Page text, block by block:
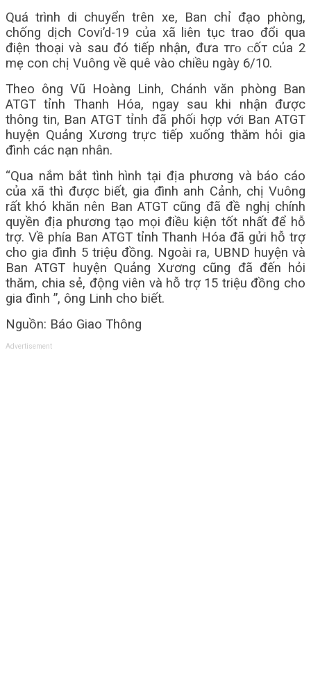
Quá trình di chuyển trên xe, Ban chỉ đạo phòng,
chống dịch Covi’d-19 của xã liên tục trao đổi qua
điện thoại và sau đó tiếp nhận, đưa тгᴏ ᴄốт của 2
mẹ con chị Vuông về quê vào chiều ngày 6/10.
Theo ông Vũ Hoàng Linh, Chánh văn phòng Ban
ATGT tỉnh Thanh Hóa, ngay sau khi nhận được
thông tin, Ban ATGT tỉnh đã phối hợp với Ban ATGT
huyện Quảng Xương trực tiếp xuống thăm hỏi gia
đình các nạn nhân.
“Qua nắm bắt tình hình tại địa phương và báo cáo
của xã thì được biết, gia đình anh Cảnh, chị Vuông
rất khó khăn nên Ban ATGT cũng đã đề nghị chính
quyền địa phương tạo mọi điều kiện tốt nhất để hỗ
trợ. Về phía Ban ATGT tỉnh Thanh Hóa đã gửi hỗ trợ
cho gia đình 5 triệu đồng. Ngoài ra, UBND huyện và
Ban ATGT huyện Quảng Xương cũng đã đến hỏi
thăm, chia sẻ, động viên và hỗ trợ 15 triệu đồng cho
gia đình ”, ông Linh cho biết.
Nguồn: Báo Giao Thông
Advertisement